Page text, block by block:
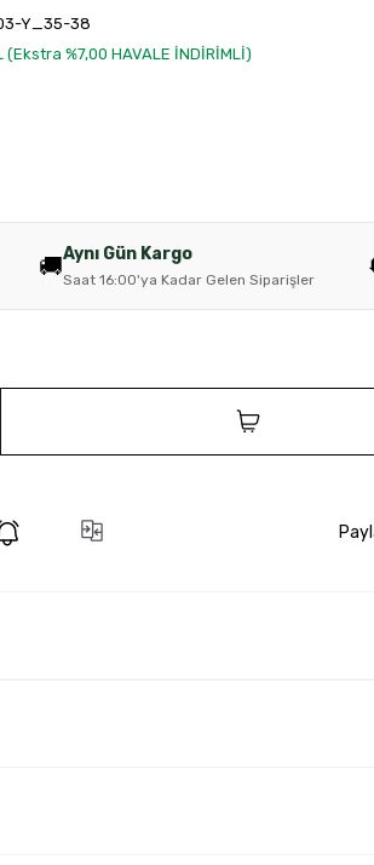
Y_35-38
(Ekstra %7,00 HAVALE İNDİRİMLİ)
🚚Aynı Gün Kargo
Saat 16:00'ya Kadar Gelen Siparişler